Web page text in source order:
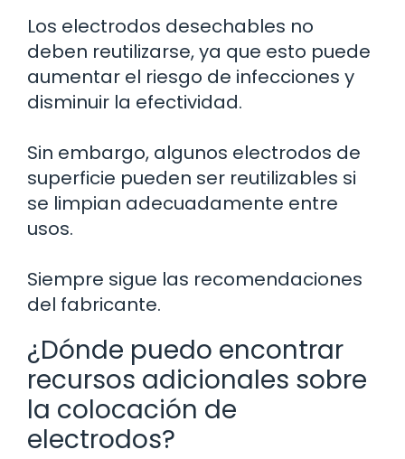
Los electrodos desechables no
deben reutilizarse, ya que esto puede
aumentar el riesgo de infecciones y
disminuir la efectividad.
Sin embargo, algunos electrodos de
superficie pueden ser reutilizables si
se limpian adecuadamente entre
usos.
Siempre sigue las recomendaciones
del fabricante.
¿Dónde puedo encontrar
recursos adicionales sobre
la colocación de
electrodos?